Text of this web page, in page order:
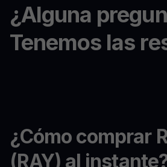
¿Alguna
Tenemos las
¿Cómo comprar
(RAY) al